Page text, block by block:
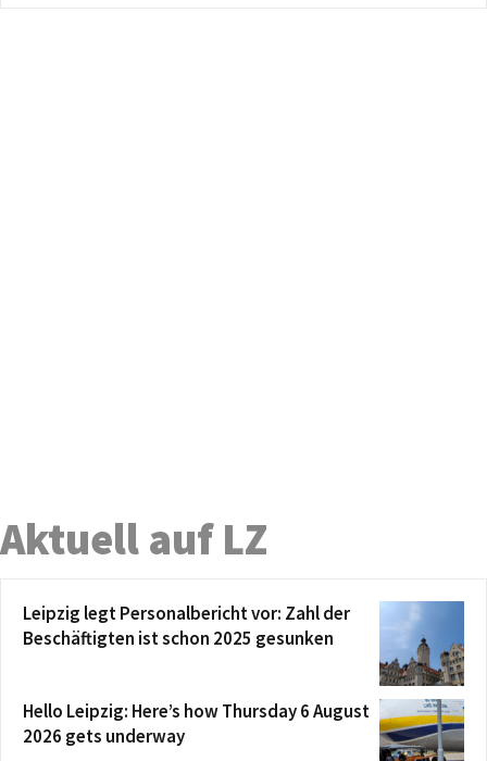
Aktuell auf LZ
Leipzig legt Personalbericht vor: Zahl der
Beschäftigten ist schon 2025 gesunken
Hello Leipzig: Here’s how Thursday 6 August
2026 gets underway